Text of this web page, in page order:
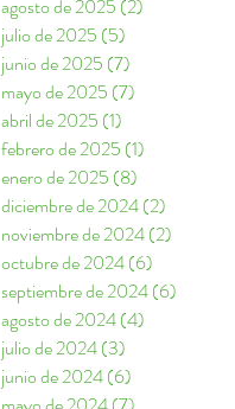
agosto de 2025 (2)
julio de 2025 (5)
junio de 2025 (7)
mayo de 2025 (7)
abril de 2025 (1)
febrero de 2025 (1)
enero de 2025 (8)
diciembre de 2024(2)
noviembre de 2024(2)
octubre de 2024(6)
septiembre de 2024(6)
agosto de 2024(4)
julio de 2024(3)
junio de 2024(6)